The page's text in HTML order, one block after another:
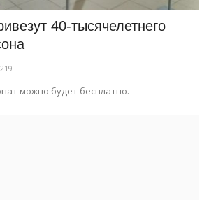
40-тысячелетнего
можно будет бесплатно.